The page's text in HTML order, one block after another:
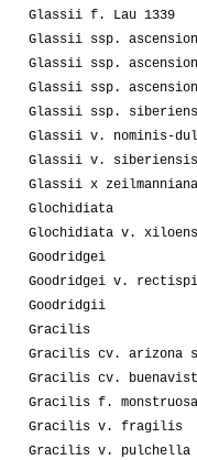
Glassii f. Lau 1339
Glassii ssp.
Glassii ssp.
Glassii ssp.
Glassii ssp.
Glassii v. nominis-
Glassii v. siberiensis
Glassii x zeilmanniana
Glochidiata
Glochidiata v.
Goodridgei
Goodridgei v.
Goodridgii
Gracilis
Gracilis cv. arizona
Gracilis cv.
Gracilis f. monstruosa
Gracilis v. fragilis
Gracilis v. pulchella